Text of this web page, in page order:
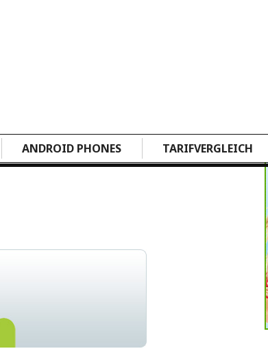
ANDROID PHONES TARIFVERGLEICH